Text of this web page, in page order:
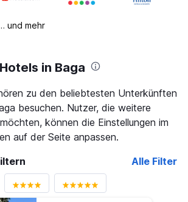
und mehr
in Baga
zu den beliebtesten Unterkünften
besuchen. Nutzer, die weitere
können die Einstellungen im
auf der Seite anpassen.
Alle Filter